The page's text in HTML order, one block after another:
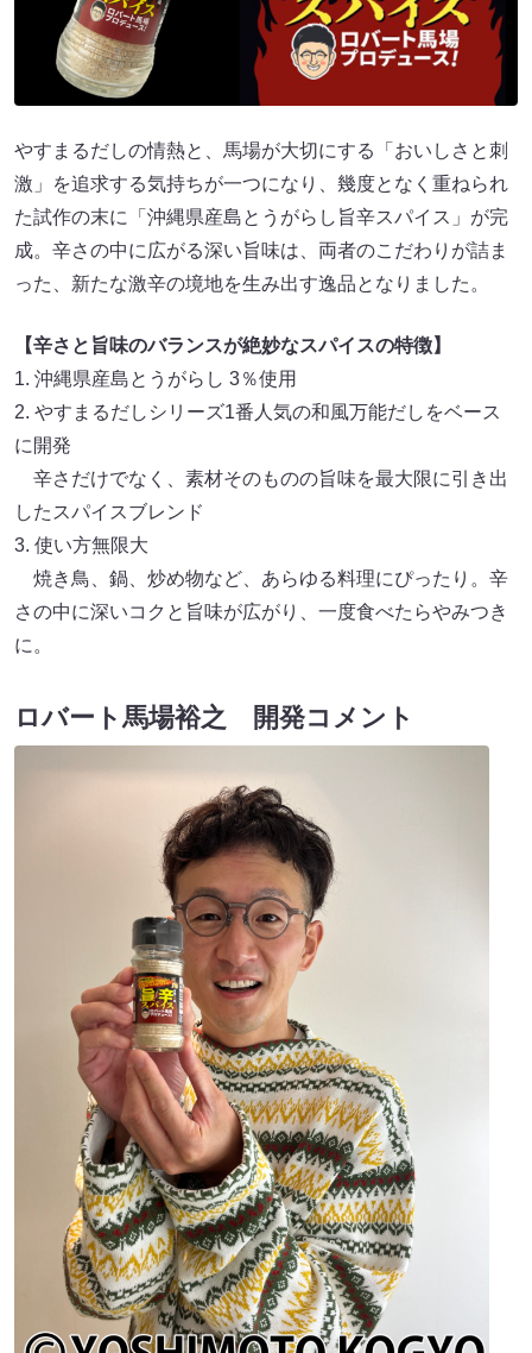
やすまるだしの情熱と、馬場が大切にする「おいしさと刺
激」を追求する気持ちが一つになり、幾度となく重ねられ
た試作の末に「沖縄県産島とうがらし旨辛スパイス」が完
成。辛さの中に広がる深い旨味は、両者のこだわりが詰ま
った、新たな激辛の境地を生み出す逸品となりました。
【辛さと旨味のバランスが絶妙なスパイスの特徴】
1. 沖縄県産島とうがらし 3％使用
2. やすまるだしシリーズ1番人気の和風万能だしをベース
に開発
辛さだけでなく、素材そのものの旨味を最大限に引き出
したスパイスブレンド
3. 使い方無限大
焼き鳥、鍋、炒め物など、あらゆる料理にぴったり。辛
さの中に深いコクと旨味が広がり、一度食べたらやみつき
に。
ロバート馬場裕之 開発コメント